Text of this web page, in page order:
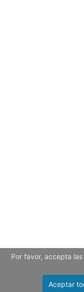
Por favor, accepta
Aceptar